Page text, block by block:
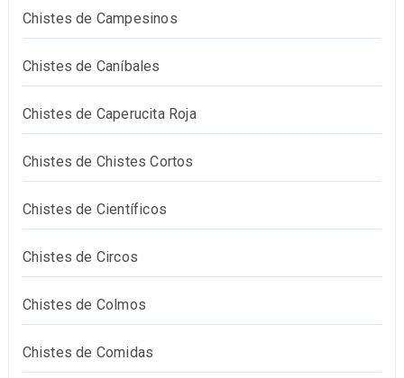
Chistes de Campesinos
Chistes de Caníbales
Chistes de Caperucita Roja
Chistes de Chistes Cortos
Chistes de Científicos
Chistes de Circos
Chistes de Colmos
Chistes de Comidas